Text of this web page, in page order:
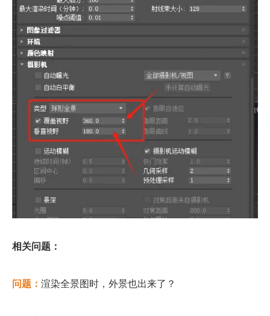
相关问题：
问题： 渲染全景图时，外景也出来了？